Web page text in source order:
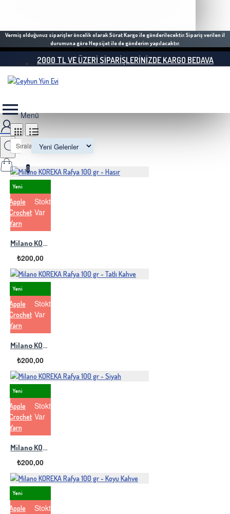
Vermiş olduğunuz siparişler öncelik olarak Sürat Kargo ile gönderilecektir. Sipariş verilen il
durumuna göre Hepsijet ile de gönderim yapılacaktır.
2000 TL VE ÜZERI SIPARIŞLERINIZDE KARGO BEDAVA
0
Sırala:
Yeni
Apple
Crochet
Yarn
Stokta
Var
Milano KOREKA Rafya 100 gr - Hasır
₺200,00
Yeni
Apple
Crochet
Yarn
Stokta
Var
Milano KOREKA Rafya 100 gr - Tatlı Kahve
₺200,00
Yeni
Apple
Crochet
Yarn
Stokta
Var
Milano KOREKA Rafya 100 gr - Siyah
₺200,00
Yeni
Apple
Stokta